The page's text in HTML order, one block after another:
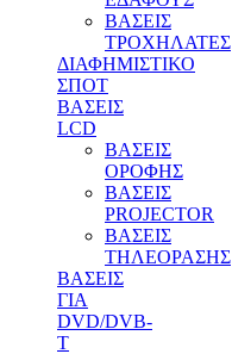
ΒΑΣΕΙΣ
ΤΡΟΧΗΛΑΤΕΣ
ΔΙΑΦΗΜΙΣΤΙΚΟ
ΣΠΟΤ
ΒΑΣΕΙΣ
LCD
ΒΑΣΕΙΣ
ΟΡΟΦΗΣ
ΒΑΣΕΙΣ
PROJECTOR
ΒΑΣΕΙΣ
ΤΗΛΕΟΡΑΣΗΣ
ΒΑΣΕΙΣ
ΓΙΑ
DVD/DVB-
T